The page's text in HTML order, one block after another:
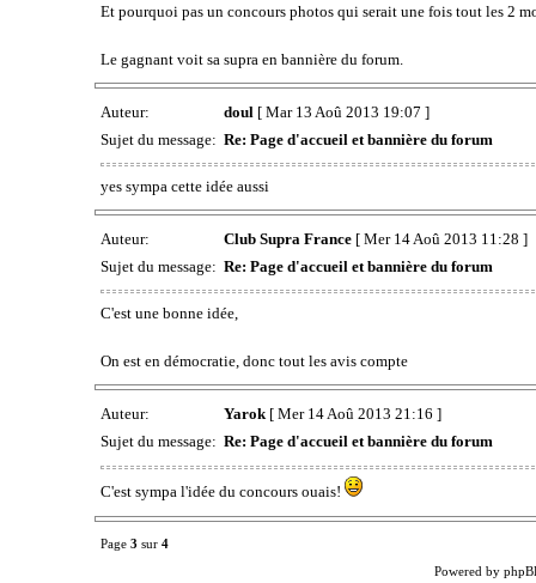
Et pourquoi pas un concours photos qui serait une fois tout les 2
Le gagnant voit sa supra en bannière du forum.
Auteur: doul [ Mar 13 Aoû 2013 19:07 ]
Sujet du message: Re: Page d'accueil et bannière du forum
yes sympa cette idée aussi
Auteur: Club Supra France[ Mer 14 Aoû 2013 11:28 ]
Sujet du message: Re: Page d'accueil et bannière du forum
C'est une bonne idée,
On est en démocratie, donc tout les avis compte
Auteur: Yarok[ Mer 14 Aoû 2013 21:16 ]
Sujet du message: Re: Page d'accueil et bannière du forum
C'est sympa l'idée du concours ouais!
Page 3 sur 4
Powered by